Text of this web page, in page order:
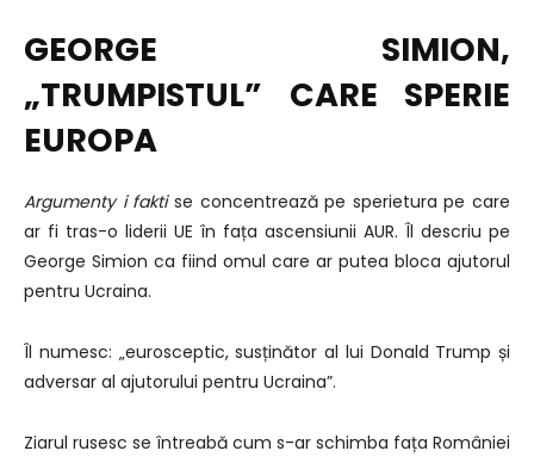
GEORGE SIMION,
„TRUMPISTUL” CARE SPERIE
EUROPA
Argumenty i faktise concentrează pe sperietura pe care
ar fi tras-o liderii UE în fața ascensiunii AUR. Îl descriu pe
George Simion ca fiind omul care ar putea bloca ajutorul
pentru Ucraina.
Îl numesc: „eurosceptic, susținător al lui Donald Trump și
adversar al ajutorului pentru Ucraina”.
Ziarul rusesc se întreabă cum s-ar schimba fața României